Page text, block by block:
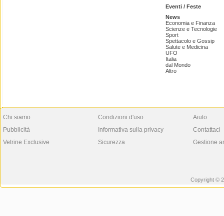
Eventi / Feste
News
Economia e Finanza
Scienze e Tecnologie
Sport
Spettacolo e Gossip
Salute e Medicina
UFO
Italia
dal Mondo
Altro
Chi siamo
Pubblicità
Vetrine Exclusive
Condizioni d'uso
Informativa sulla privacy
Sicurezza
Aiuto
Contattaci
Gestione
Copyright ©